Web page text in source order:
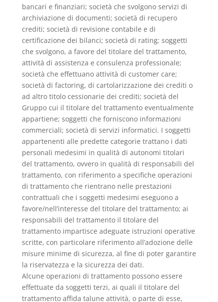
bancari e finanziari; società che svolgono servizi di
archiviazione di documenti; società di recupero
crediti; società di revisione contabile e di
certificazione dei bilanci; società di rating; soggetti
che svolgono, a favore del titolare del trattamento,
attività di assistenza e consulenza professionale;
società che effettuano attività di customer care;
società di factoring, di cartolarizzazione dei crediti o
ad altro titolo cessionarie dei crediti; società del
Gruppo cui il titolare del trattamento eventualmente
appartiene; soggetti che forniscono informazioni
commerciali; società di servizi informatici. I soggetti
appartenenti alle predette categorie trattano i dati
personali medesimi in qualità di autonomi titolari
del trattamento, ovvero in qualità di responsabili del
trattamento, con riferimento a specifiche operazioni
di trattamento che rientrano nelle prestazioni
contrattuali che i soggetti medesimi eseguono a
favore/nell’interesse del titolare del trattamento; ai
responsabili del trattamento il titolare del
trattamento impartisce adeguate istruzioni operative
scritte, con particolare riferimento all’adozione delle
misure minime di sicurezza, al fine di poter garantire
la riservatezza e la sicurezza dei dati.
Alcune operazioni di trattamento possono essere
effettuate da soggetti terzi, ai quali il titolare del
trattamento affida talune attività, o parte di esse,